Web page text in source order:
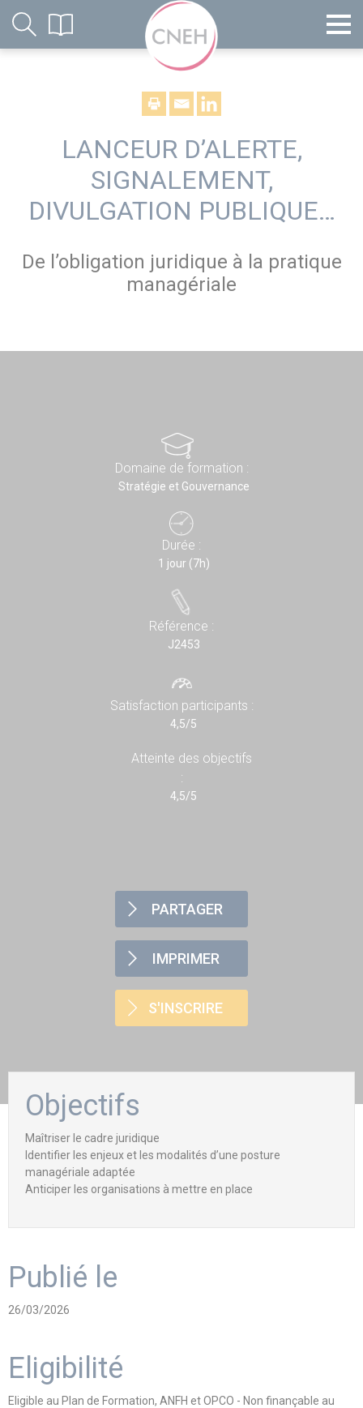
LANCEUR D’ALERTE,
SIGNALEMENT,
DIVULGATION PUBLIQUE…
De l’obligation juridique à la pratique
managériale
Domaine de formation :
Stratégie et Gouvernance
Durée :
1 jour (7h)
Référence :
J2453
Satisfaction participants :
4,5/5
Atteinte des objectifs
:
4,5/5
PARTAGER
IMPRIMER
S'INSCRIRE
Objectifs
Maîtriser le cadre juridique
Identifier les enjeux et les modalités d’une posture
managériale adaptée
Anticiper les organisations à mettre en place
Publié le
26/03/2026
Eligibilité
Eligible au Plan de Formation, ANFH et OPCO - Non finançable au